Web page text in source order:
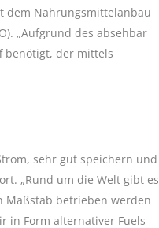
dem Nahrungsmittelanbau
„Aufgrund des absehbar
benötigt, der mittels
sehr gut speichern und
„Rund um die Welt gibt es
Maßstab betrieben werden
in Form alternativer Fuels